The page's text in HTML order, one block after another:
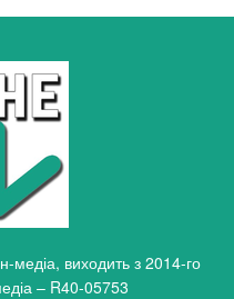
медіа, виходить з 2014-го
– R40-05753